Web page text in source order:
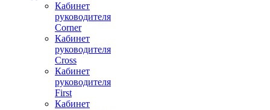
Кабинет
руководителя
Corner
Кабинет
руководителя
Cross
Кабинет
руководителя
First
Кабинет